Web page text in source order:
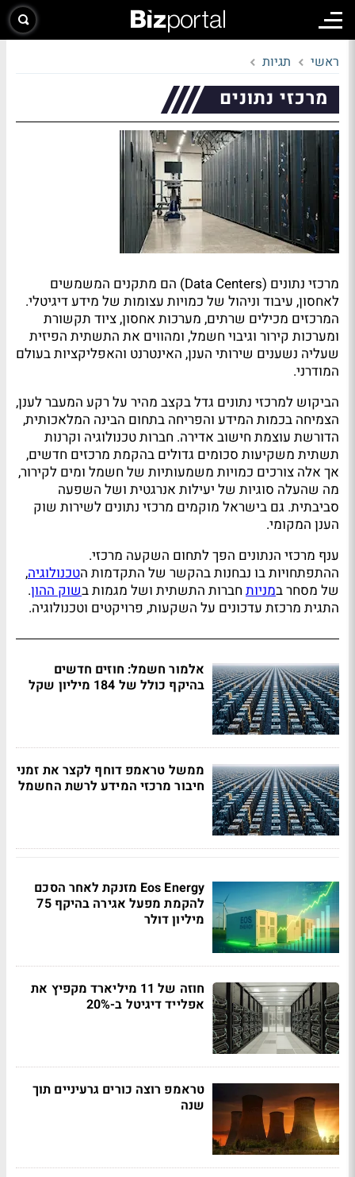
ראשי תגיות
מרכזי נתונים
מרכזי נתונים (Data Centers) הם מתקנים המשמשים
לאחסון, עיבוד וניהול של כמויות עצומות של מידע דיגיטלי.
המרכזים מכילים שרתים, מערכות אחסון, ציוד תקשורת
ומערכות קירור וגיבוי חשמל, ומהווים את התשתית הפיזית
שעליה נשענים שירותי הענן, האינטרנט והאפליקציות בעולם
המודרני.
הביקוש למרכזי נתונים גדל בקצב מהיר על רקע המעבר לענן,
הצמיחה בכמות המידע והפריחה בתחום הבינה המלאכותית,
הדורשת עוצמת חישוב אדירה. חברות טכנולוגיה וקרנות
תשתית משקיעות סכומים גדולים בהקמת מרכזים חדשים,
אך אלה צורכים כמויות משמעותיות של חשמל ומים לקירור,
מה שהעלה סוגיות של יעילות אנרגטית ושל השפעה
סביבתית. גם בישראל מוקמים מרכזי נתונים לשירות שוק
הענן המקומי.
ענף מרכזי הנתונים הפך לתחום השקעה מרכזי.
ההתפתחויות בו נבחנות בהקשר של התקדמות הטכנולוגיה,
של מסחר במניות חברות התשתית ושל מגמות בשוק ההון.
התגית מרכזת עדכונים על השקעות, פרויקטים וטכנולוגיה.
אלמור חשמל: חוזים חדשים
בהיקף כולל של 184 מיליון שקל
ממשל טראמפ דוחף לקצר את זמני
חיבור מרכזי המידע לרשת החשמל
Eos Energy מזנקת לאחר הסכם
להקמת מפעל אגירה בהיקף 75
מיליון דולר
חוזה של 11 מיליארד מקפיץ את
אפלייד דיגיטל ב-20%
טראמפ רוצה כורים גרעיניים תוך
שנה